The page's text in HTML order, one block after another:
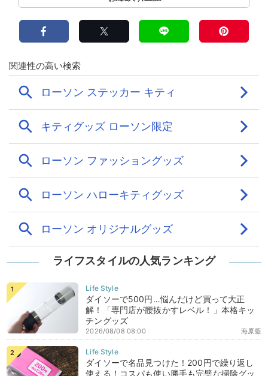
ライフスタイルの人気ランキング
ダイソーで500円…悩んだけど買って大正
解！「専門店が腰抜かすレベル！」本格キッ
チングッズ
海原藍
2026/08/08 08:00
ダイソーで名品見つけた！200円で繰り返し
使える！コスパも使い勝手も完璧な掃除グッ